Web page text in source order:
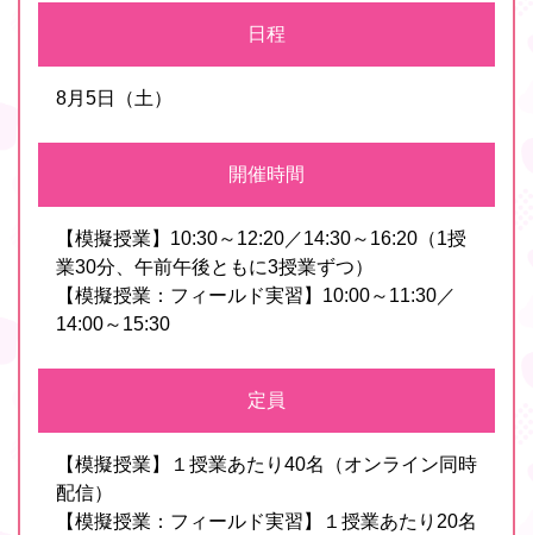
日程
8月5日（土）
開催時間
【模擬授業】10:30～12:20／14:30～16:20（1授
業30分、午前午後ともに3授業ずつ）
【模擬授業：フィールド実習】10:00～11:30／
14:00～15:30
定員
【模擬授業】１授業あたり40名（オンライン同時
配信）
【模擬授業：フィールド実習】１授業あたり20名